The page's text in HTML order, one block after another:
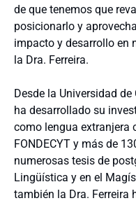
de que tenemos que
posicionarlo y
impacto y desarrollo en
la Dra. Ferreira.
Desde la Universidad
ha desarrollado su
como lengua extranjera
FONDECYT y más de
numerosas tesis de
Lingüística y en el
también la Dra. Ferreira